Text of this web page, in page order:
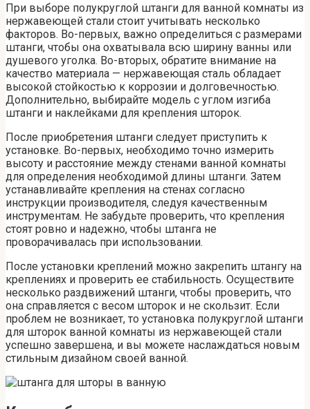
При выборе полукруглой штанги для ванной комнаты из
нержавеющей стали стоит учитывать несколько
факторов. Во-первых, важно определиться с размерами
штанги, чтобы она охватывала всю ширину ванны или
душевого уголка. Во-вторых, обратите внимание на
качество материала — нержавеющая сталь обладает
высокой стойкостью к коррозии и долговечностью.
Дополнительно, выбирайте модель с углом изгиба
штанги и наклейками для крепления шторок.
После приобретения штанги следует приступить к
установке. Во-первых, необходимо точно измерить
высоту и расстояние между стенами ванной комнаты
для определения необходимой длины штанги. Затем
устанавливайте крепления на стенах согласно
инструкции производителя, следуя качественным
инструментам. Не забудьте проверить, что крепления
стоят ровно и надежно, чтобы штанга не
проворачивалась при использовании.
После установки креплений можно закрепить штангу на
креплениях и проверить ее стабильность. Осуществите
несколько раздвижений штанги, чтобы проверить, что
она справляется с весом шторок и не скользит. Если
проблем не возникает, то установка полукруглой штанги
для шторок ванной комнаты из нержавеющей стали
успешно завершена, и вы можете наслаждаться новым
стильным дизайном своей ванной.